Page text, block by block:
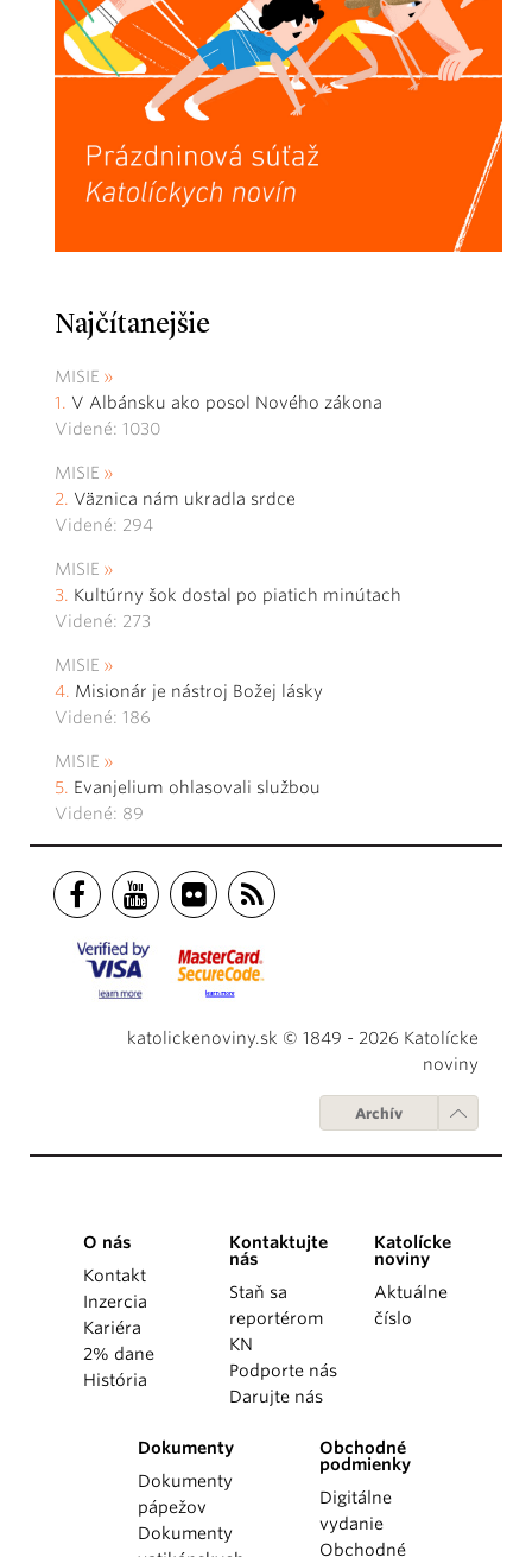
Najčítanejšie
MISIE
V Albánsku ako posol Nového zákona
Videné: 1030
MISIE
Väznica nám ukradla srdce
Videné: 294
MISIE
Kultúrny šok dostal po piatich minútach
Videné: 273
MISIE
Misionár je nástroj Božej lásky
Videné: 186
MISIE
Evanjelium ohlasovali službou
Videné: 89
katolickenoviny.sk © 1849 - 2026 Katolícke
noviny
Archív
O nás
Kontakt
Inzercia
Kariéra
2% dane
História
Kontaktujte
nás
Staň sa
reportérom
KN
Podporte nás
Darujte nás
Katolícke
noviny
Aktuálne
číslo
Dokumenty
Dokumenty
pápežov
Dokumenty
Obchodné
podmienky
Digitálne
vydanie
Obchodné